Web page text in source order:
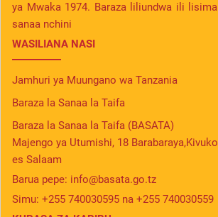
ya Mwaka 1974. Baraza liliundwa ili
sanaa nchini
WASILIANA NASI
Jamhuri ya Muungano wa Tanzania
Baraza la Sanaa la Taifa
Baraza la Sanaa la Taifa (BASATA)
Majengo ya Utumishi, 18
es Salaam
Barua pepe: info@basata.go.tz
Simu: +255 740030595 na +255 740030559